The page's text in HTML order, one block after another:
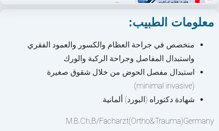
معلومات الطبيب:
متخصص في جراحة العظام والكسور والعمود الفقري
واستبدال المفاصل وجراحة الركبة والورك
استبدال مفصل الحوض من خلال شقوق صغيرة
(minimal invasive)
شهادة دكتوراه (البورد) ألمانية.
M.B.Ch.B/Facharzt(Ortho&Trauma)Germany